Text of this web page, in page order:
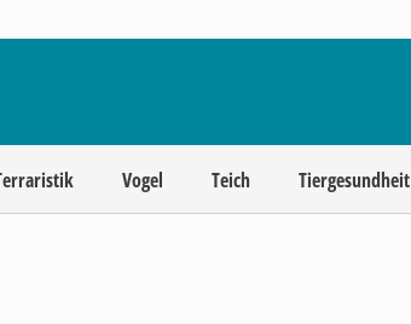
Vogel Teich Tiergesundheit